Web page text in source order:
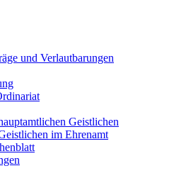
und Verlautbarungen
Geistlichen
im Ehrenamt